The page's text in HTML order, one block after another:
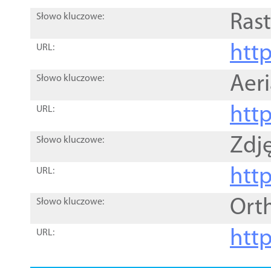
Słowo kluczowe:
URL:
Słowo kluczowe:
URL:
Słowo kluczowe:
URL:
Słowo kluczowe:
URL: